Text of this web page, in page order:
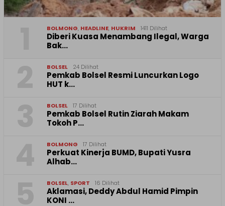
BOLMONG, HEADLINE, HUKRIM 1411 Dilihat
Diberi Kuasa Menambang Ilegal, Warga
Bak…
BOLSEL 24 Dilihat
Pemkab Bolsel Resmi Luncurkan Logo
HUT k…
BOLSEL 17 Dilihat
Pemkab Bolsel Rutin Ziarah Makam
Tokoh P…
BOLMONG 17 Dilihat
Perkuat Kinerja BUMD, Bupati Yusra
Alhab…
BOLSEL, SPORT 16 Dilihat
Aklamasi, Deddy Abdul Hamid Pimpin
KONI …